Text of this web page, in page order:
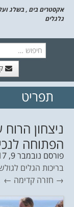
אקסטרים בים , בשלג
גלגלים
//
תפריט
ניצחון
הפתוחה
פורסם נובמבר 9, 2017
בריכות הגלים
→ חזרה קדימה ←